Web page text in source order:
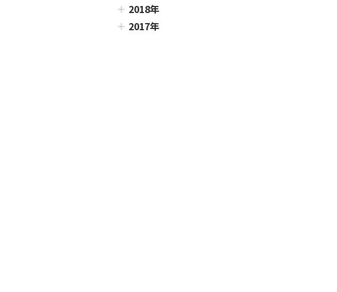
2018年
2017年